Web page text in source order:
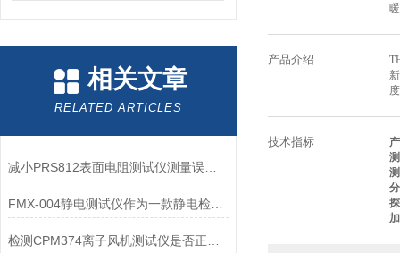
相关文章
RELATED ARTICLES
减小PRS812表面电阻测试仪测量误差的方法
产品介绍
技术指标